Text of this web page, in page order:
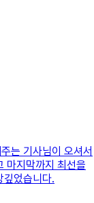
는 기사님이 오셔서
마지막까지 최선을
깊었습니다.